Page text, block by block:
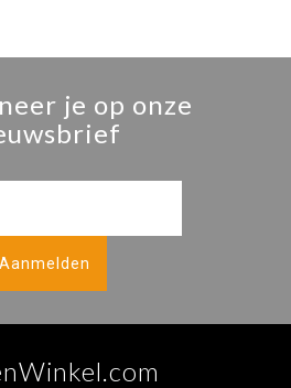
je op onze
Aanmelden